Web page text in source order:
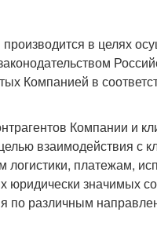
в целях
Компанией в
Компании и
взаимодействия с
платежам,
юридически значимых
по различным